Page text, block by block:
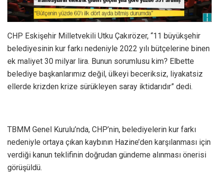
CHP Eskişehir Milletvekili Utku Çakırözer, “11 büyükşehir
belediyesinin kur farkı nedeniyle 2022 yılı bütçelerine binen
ek maliyet 30 milyar lira. Bunun sorumlusu kim? Elbette
belediye başkanlarımız değil, ülkeyi beceriksiz, liyakatsiz
ellerde krizden krize sürükleyen saray iktidarıdır” dedi.
TBMM Genel Kurulu’nda, CHP’nin, belediyelerin kur farkı
nedeniyle ortaya çıkan kaybının Hazine’den karşılanması için
verdiği kanun teklifinin doğrudan gündeme alınması önerisi
görüşüldü.